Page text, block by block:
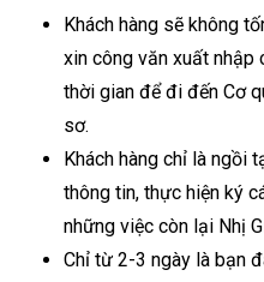
Khách hàng sẽ không
xin công văn xuất nhập
thời gian để đi đến Cơ
sơ.
Khách hàng chỉ là ngồi
thông tin, thực hiện ký
những việc còn lại Nhị
Chỉ từ 2-3 ngày là bạn